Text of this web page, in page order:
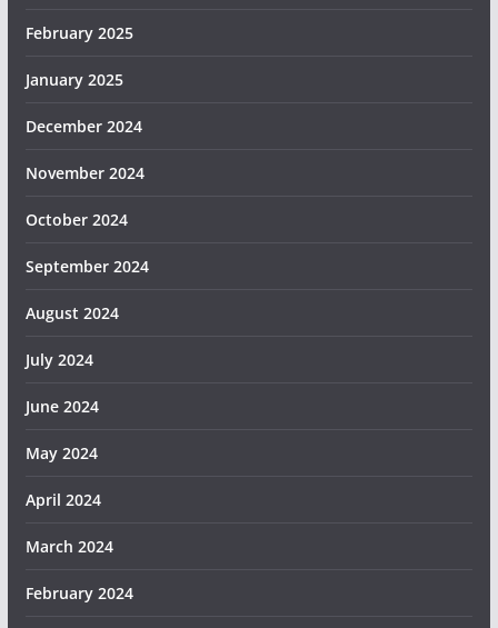
February 2025
January 2025
December 2024
November 2024
October 2024
September 2024
August 2024
July 2024
June 2024
May 2024
April 2024
March 2024
February 2024